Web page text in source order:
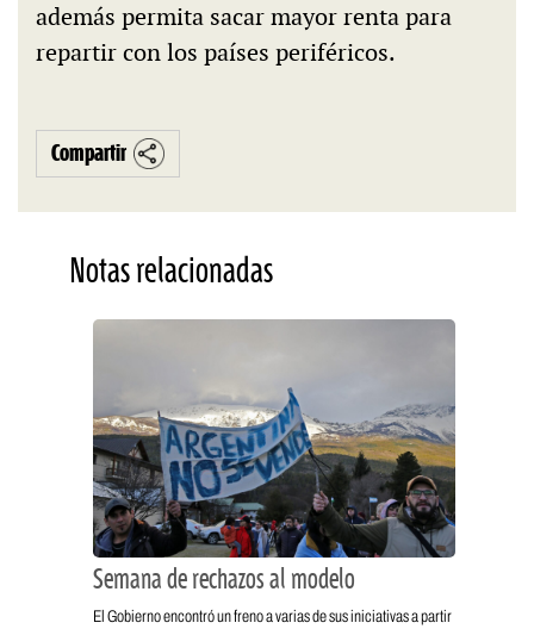
además permita sacar mayor renta para
repartir con los países periféricos.
Compartir
Notas relacionadas
Semana de rechazos al modelo
El Gobierno encontró un freno a varias de sus iniciativas a partir